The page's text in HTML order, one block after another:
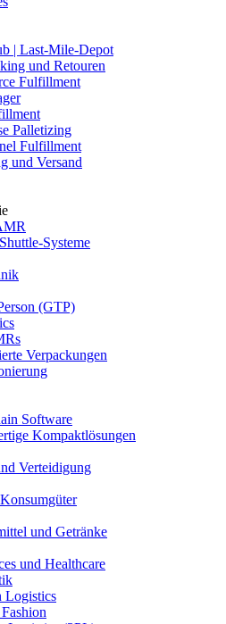
| Last-Mile-Depot
und Retouren
Fulfillment
Palletizing
Fulfillment
und Versand
Systeme
(GTP)
Verpackungen
Software
Kompaktlösungen
Verteidigung
und Getränke
und Healthcare
Logistics